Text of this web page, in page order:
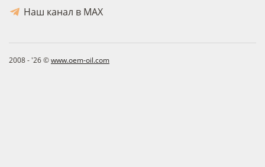
Наш канал в MAX
2008 - '26 ©www.oem-oil.com